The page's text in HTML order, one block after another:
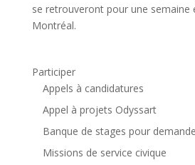
se retrouveront pour une semaine
Montréal.
Participer
Appels à candidatures
Appel à projets Odyssart
Banque de stages pour
Missions de service civique